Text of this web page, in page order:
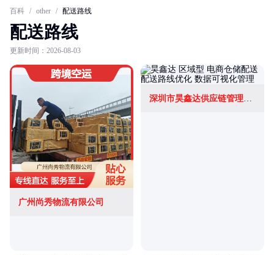
百科 / other / 配送路线
配送路线
更新时间：2026-08-03
广州尚秀物流有限公司
深圳市昊鑫达供应链管理有限公司